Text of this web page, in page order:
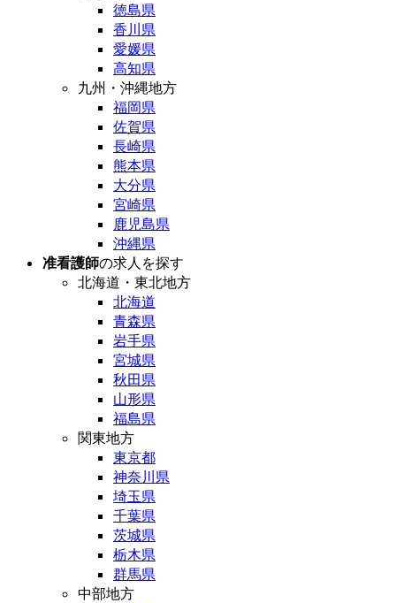
徳島県
香川県
愛媛県
高知県
九州・沖縄地方
福岡県
佐賀県
長崎県
熊本県
大分県
宮崎県
鹿児島県
沖縄県
准看護師の求人を探す
北海道・東北地方
北海道
青森県
岩手県
宮城県
秋田県
山形県
福島県
関東地方
東京都
神奈川県
埼玉県
千葉県
茨城県
栃木県
群馬県
中部地方